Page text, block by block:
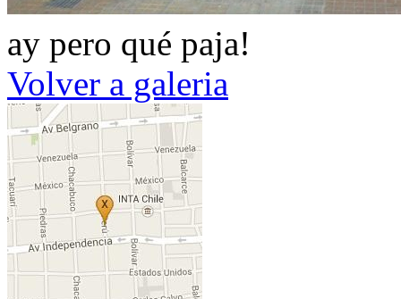
ay pero qué paja!
Volver a galeria